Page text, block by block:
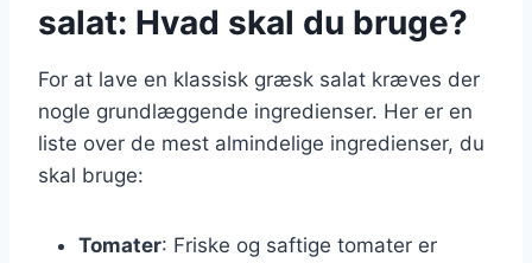
salat: Hvad skal du bruge?
For at lave en klassisk græsk salat kræves der
nogle grundlæggende ingredienser. Her er en
liste over de mest almindelige ingredienser, du
skal bruge:
Tomater: Friske og saftige tomater er